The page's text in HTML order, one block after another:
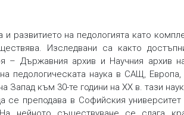
развитието на педологията като
Изследвани са както
– Държавния архив и Научния архив
педологическата наука в САЩ,
Запад към 30-те години на ХХ в. тази
преподава в Софийския университет